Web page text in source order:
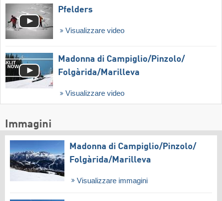
Pfelders
Visualizzare video
Madonna di Campiglio/​Pinzolo/​
Folgàrida/​Marilleva
Visualizzare video
Immagini
Madonna di Campiglio/​Pinzolo/​
Folgàrida/​Marilleva
Visualizzare immagini